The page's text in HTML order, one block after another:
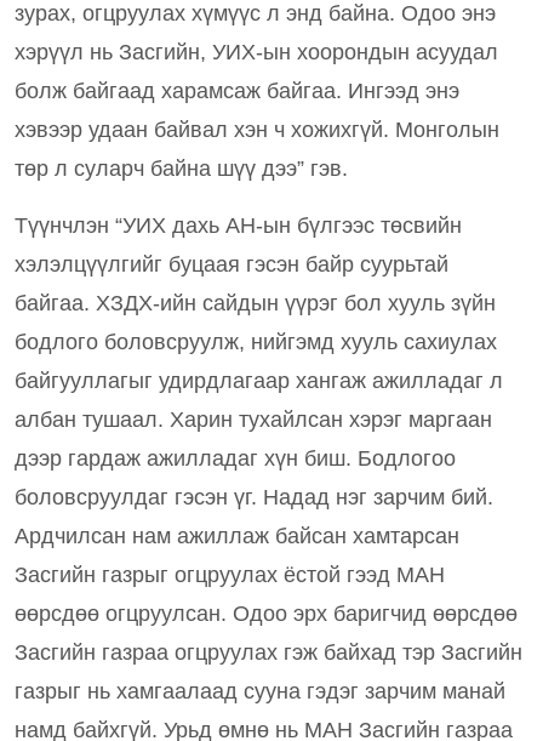
зурах, огцруулах хүмүүс л энд байна. Одоо энэ
хэрүүл нь Засгийн, УИХ-ын хоорондын асуудал
болж байгаад харамсаж байгаа. Ингээд энэ
хэвээр удаан байвал хэн ч хожихгүй. Монголын
төр л суларч байна шүү дээ” гэв.
Түүнчлэн “УИХ дахь АН-ын бүлгээс төсвийн
хэлэлцүүлгийг буцаая гэсэн байр суурьтай
байгаа. ХЗДХ-ийн сайдын үүрэг бол хууль зүйн
бодлого боловсруулж, нийгэмд хууль сахиулах
байгууллагыг удирдлагаар хангаж ажилладаг л
албан тушаал. Харин тухайлсан хэрэг маргаан
дээр гардаж ажилладаг хүн биш. Бодлогоо
боловсруулдаг гэсэн үг. Надад нэг зарчим бий.
Ардчилсан нам ажиллаж байсан хамтарсан
Засгийн газрыг огцруулах ёстой гээд МАН
өөрсдөө огцруулсан. Одоо эрх баригчид өөрсдөө
Засгийн газраа огцруулах гэж байхад тэр Засгийн
газрыг нь хамгаалаад сууна гэдэг зарчим манай
намд байхгүй. Урьд өмнө нь МАН Засгийн газраа